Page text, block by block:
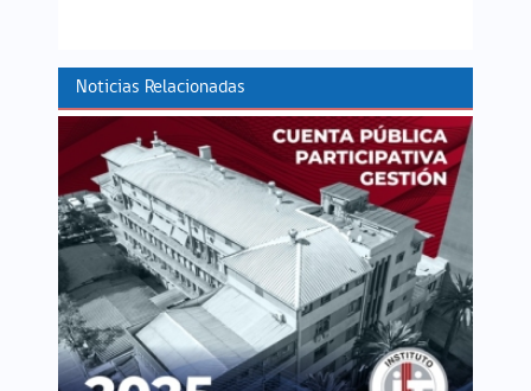
Noticias Relacionadas